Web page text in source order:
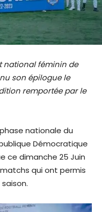
national féminin de
son épilogue le
remportée par le
nationale du
Démocratique
ce dimanche 25 Juin
qui ont permis